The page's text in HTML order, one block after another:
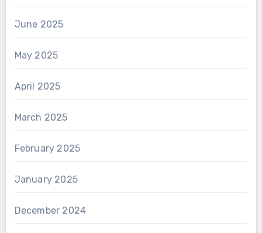
June 2025
May 2025
April 2025
March 2025
February 2025
January 2025
December 2024